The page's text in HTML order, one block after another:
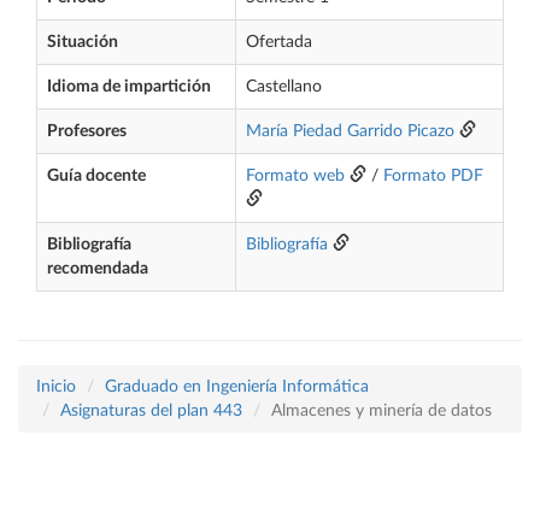
Situación Ofertada
Idioma de impartición Castellano
Profesores María Piedad Garrido Picazo
Guía docente Formato web / Formato PDF
Bibliografía
recomendada
Bibliografía
Inicio
Graduado en Ingeniería Informática
Asignaturas del plan 443
Almacenes y minería de datos